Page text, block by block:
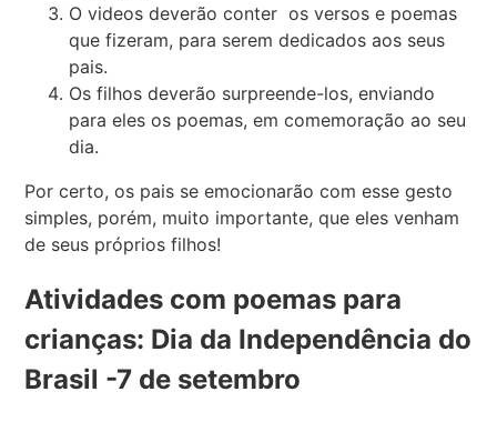
O videos deverão conter os versos e poemas
que fizeram, para serem dedicados aos seus
pais.
Os filhos deverão surpreende-los, enviando
para eles os poemas, em comemoração ao seu
dia.
Por certo, os pais se emocionarão com esse gesto
simples, porém, muito importante, que eles venham
de seus próprios filhos!
Atividades com poemas para
crianças: Dia da Independência do
Brasil -7 de setembro